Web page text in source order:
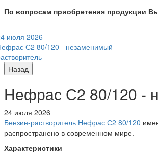
По вопросам приобретения продукции
июля 2026
С2 80/120 - незаменимый
Назад
Нефрас С2 80/120 -
24 июля 2026
Бензин-растворитель Нефрас С2 80/120
распространено в современном мире.
Характеристики